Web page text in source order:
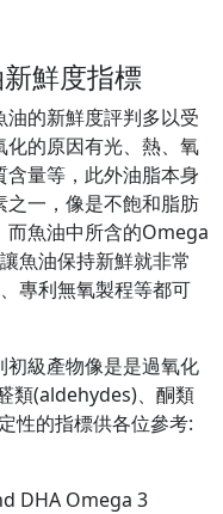
鮮度指標
的新鮮度評判多以受
的原因有光、熱、氧
量等，此外油脂本身
一，像是不飽和脂肪
而魚油中所含的Omega
魚油保持新鮮就非常
專利無氧製程等都可
級產物像是是過氧化
類(aldehydes)、酮類
性的指標供各位參考:
DHA Omega 3